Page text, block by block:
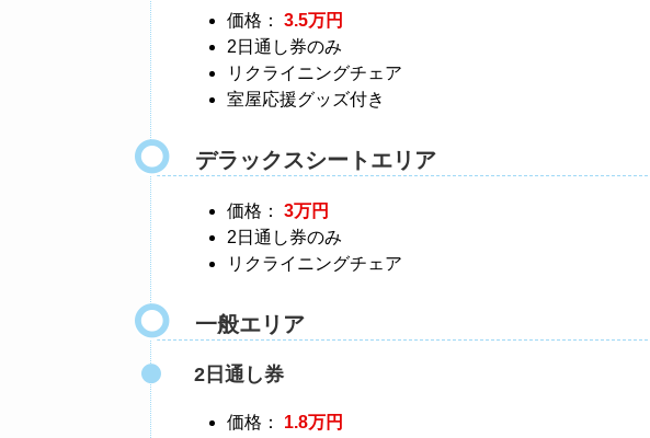
価格： 3.5万円
2日通し券のみ
リクライニングチェア
室屋応援グッズ付き
デラックスシートエリア
価格： 3万円
2日通し券のみ
リクライニングチェア
一般エリア
2日通し券
価格： 1.8万円